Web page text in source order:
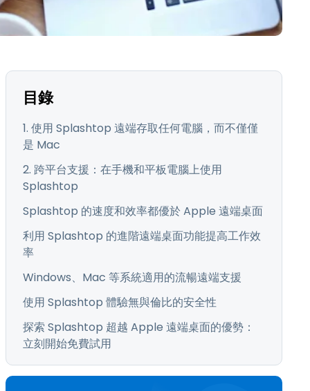
ภาษาไทย
目錄
1. 使用 Splashtop 遠端存取任何電腦，而不僅僅
是 Mac
2. 跨平台支援：在手機和平板電腦上使用
Splashtop
Splashtop 的速度和效率都優於 Apple 遠端桌面
利用 Splashtop 的進階遠端桌面功能提高工作效
率
Windows、Mac 等系統適用的流暢遠端支援
使用 Splashtop 體驗無與倫比的安全性
探索 Splashtop 超越 Apple 遠端桌面的優勢：
立刻開始免費試用